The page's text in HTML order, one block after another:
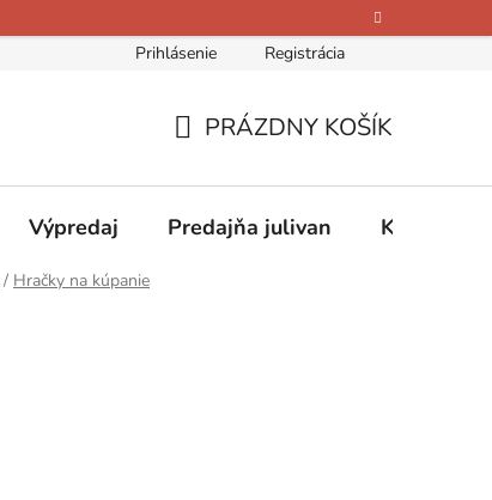
Kontakty O nás Hodnotenie obchodu
Prihlásenie Registrácia
KOŠÍK
PRÁZDNY KOŠÍK
Výpredaj Predajňa julivan Kontakty
/ Hračky na kúpanie